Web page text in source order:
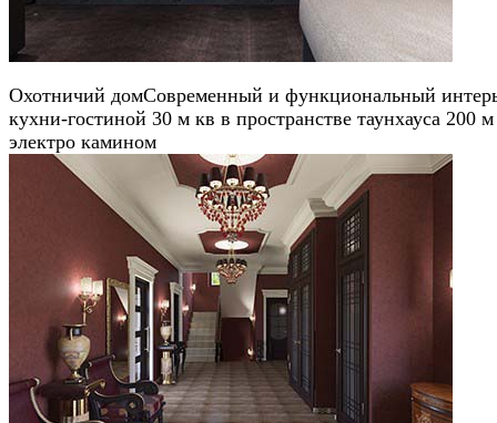
Охотничий домСовременный и функциональный
кухни-гостиной 30 м кв в пространстве таунхауса 200
электро камином